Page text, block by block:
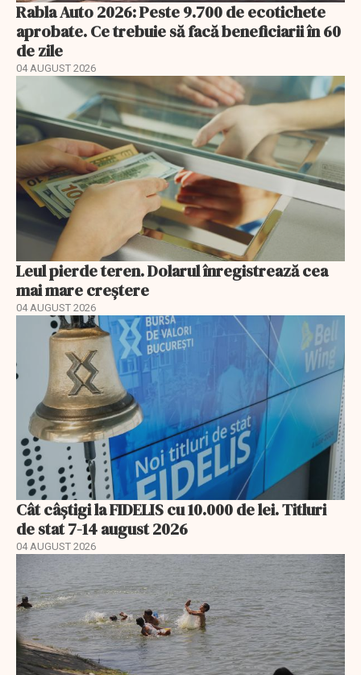
Rabla Auto 2026: Peste 9.700 de ecotichete
aprobate. Ce trebuie să facă beneficiarii în 60
de zile
04 AUGUST 2026
Leul pierde teren. Dolarul înregistrează cea
mai mare creștere
04 AUGUST 2026
Cât câștigi la FIDELIS cu 10.000 de lei. Titluri
de stat 7-14 august 2026
04 AUGUST 2026